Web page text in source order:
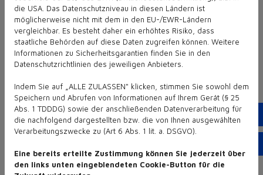
Kontakt
Nutzen Sie unser
Kontaktdaten:
die USA. Das Datenschutzniveau in diesen Ländern ist
möglicherweise nicht mit dem in den EU-/EWR-Ländern
vergleichbar. Es besteht daher ein erhöhtes Risiko, dass
staatliche Behörden auf diese Daten zugreifen können. Weitere
Informationen zu Sicherheitsgarantien finden Sie in den
Datenschutzrichtlinien des jeweiligen Anbieters.
Indem Sie auf „ALLE ZULASSEN" klicken, stimmen Sie sowohl dem
Speichern und Abrufen von Informationen auf Ihrem Gerät (§ 25
Abs. 1 TDDDG) sowie der anschließenden Datenverarbeitung für
die nachfolgend dargestellten bzw. die von Ihnen ausgewählten
Verarbeitungszwecke zu (Art 6 Abs. 1 lit. a. DSGVO).
Eine bereits erteilte Zustimmung können Sie jederzeit über
den links unten eingeblendeten Cookie-Button für die